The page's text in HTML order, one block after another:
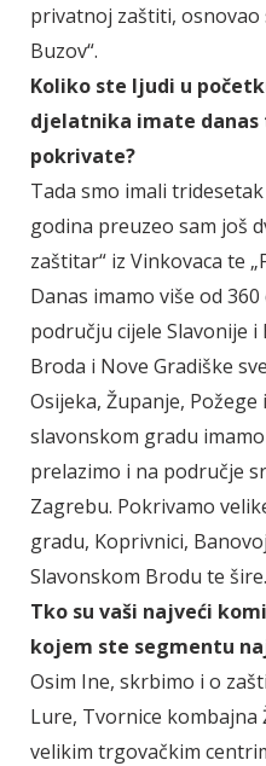
privatnoj zaštiti,
Buzov“.
Koliko ste ljudi u
djelatnika imate danas
pokrivate?
Tada smo imali
godina preuzeo sam još
zaštitar“ iz Vinkovaca te
Danas imamo više od
području cijele Slavonije
Broda i Nove Gradiške
Osijeka, Županje,
slavonskom gradu
prelazimo i na područje
Zagrebu. Pokrivamo
gradu, Koprivnici,
Slavonskom Brodu te šire.
Tko su vaši najveći
kojem ste segmentu
Osim Ine, skrbimo i o
Lure, Tvornice kombajna
velikim trgovačkim